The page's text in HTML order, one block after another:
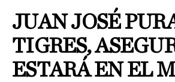
JUAN JOSÉ
TIGRES,
ESTARÁ EN EL